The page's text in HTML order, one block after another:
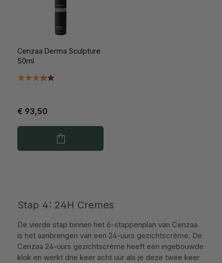
Cenzaa Derma Sculpture
50ml
€ 93,50
Stap 4: 24H Cremes
De vierde stap binnen het 6-stappenplan van Cenzaa
is het aanbrengen van een 24-uurs gezichtscrème. De
Cenzaa 24-uurs gezichtscrème heeft een ingebouwde
klok en werkt drie keer acht uur als je deze twee keer